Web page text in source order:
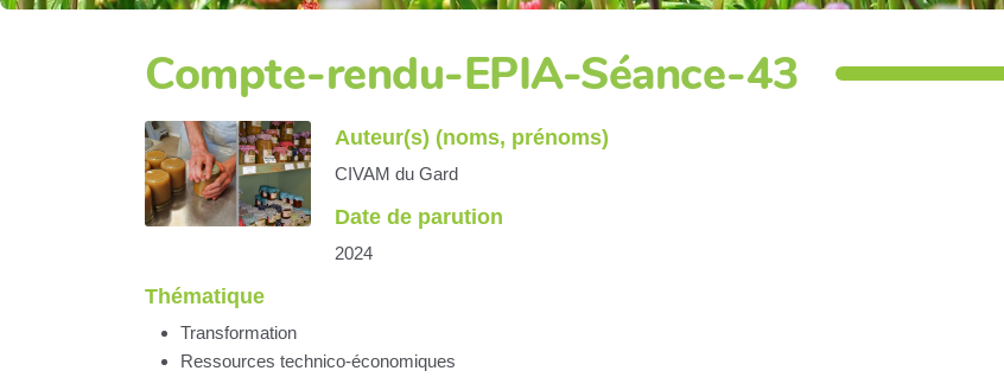
Compte-rendu-EPIA-Séance-43
Auteur(s) (noms, prénoms)
CIVAM du Gard
Date de parution
2024
Thématique
Transformation
Ressources technico-économiques